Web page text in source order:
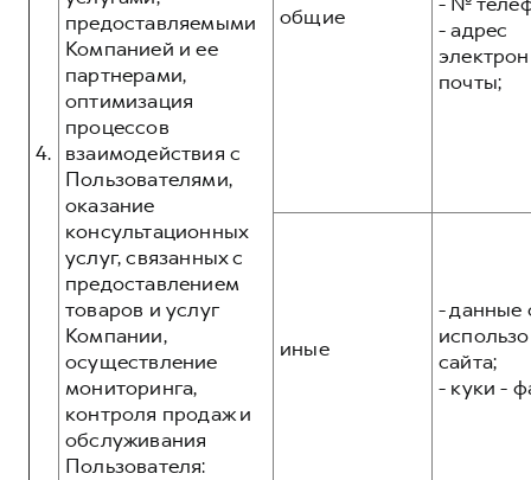
4.
предоставляемыми
Компанией и ее
партнерами,
оптимизация
процессов
взаимодействия с
Пользователями,
оказание
консультационных
услуг, связанных с
предоставлением
товаров и услуг
Компании,
осуществление
мониторинга,
контроля продаж и
обслуживания
Пользователя:
общие
- адрес
почты;
иные
- данные
сайта;
- куки -